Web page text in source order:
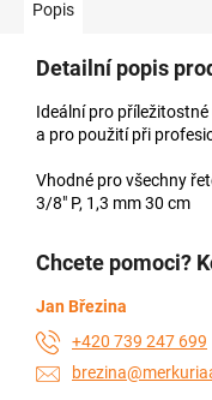
Popis
Detailní popis
Ideální pro
a pro použití při
Vhodné pro všechny
3/8" P, 1,3 mm 30 cm
Chcete pomoci?
Jan Březina
+420 739 247 699